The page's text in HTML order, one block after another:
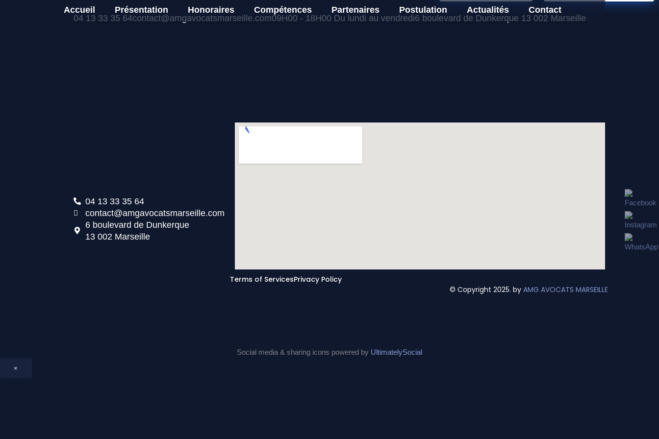
04 13 33 35 64contact@amgavocatsmarseille.com09H00 - 18H00 Du lundi au vendredi6 boulevard de Dunkerque 13 002 Marseille
Accueil Présentation Honoraires Compétences Partenaires Postulation Actualités Contact
04 13 33 35 64
contact@amgavocatsmarseille.com
6 boulevard de Dunkerque
13 002 Marseille
Terms of ServicesPrivacy Policy
© Copyright 2025. by AMG AVOCATS MARSEILLE
Social media & sharing icons powered by UltimatelySocial
×